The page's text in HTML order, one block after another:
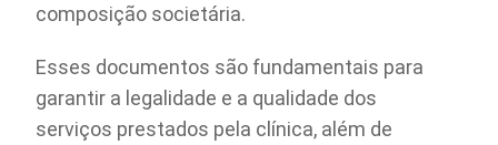
composição societária.
Esses documentos são fundamentais para
garantir a legalidade e a qualidade dos
serviços prestados pela clínica, além de